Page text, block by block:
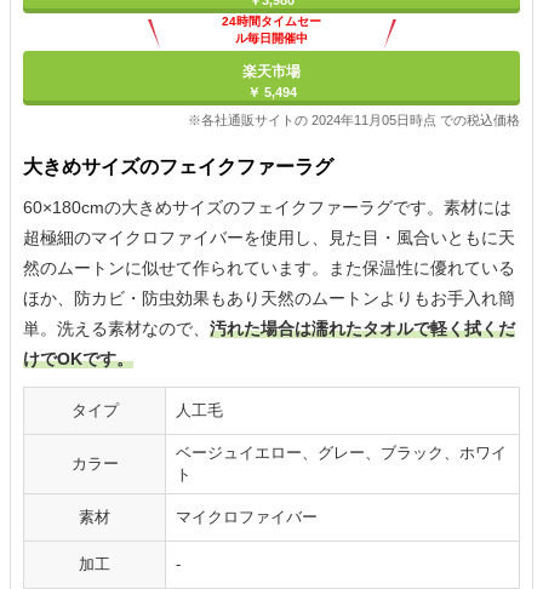
24時間タイムセー
ル毎日開催中
楽天市場
￥ 5,494
※各社通販サイトの 2024年11月05日時点 での税込価格
大きめサイズのフェイクファーラグ
60×180cmの大きめサイズのフェイクファーラグです。素材には
超極細のマイクロファイバーを使用し、見た目・風合いともに天
然のムートンに似せて作られています。また保温性に優れている
ほか、防カビ・防虫効果もあり天然のムートンよりもお手入れ簡
単。洗える素材なので、 汚れた場合は濡れたタオルで軽く拭くだ
けでOKです。
タイプ 人工毛
カラー
ベージュイエロー、グレー、ブラック、ホワイ
ト
素材 マイクロファイバー
加工 ‐